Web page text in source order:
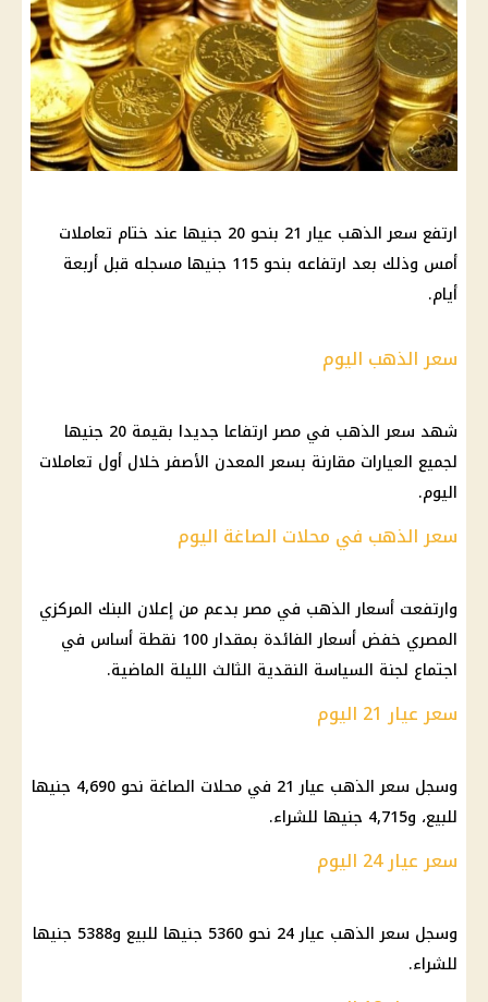
ارتفع سعر الذهب عيار 21 بنحو 20 جنيها عند ختام تعاملات
أمس وذلك بعد ارتفاعه بنحو 115 جنيها مسجله قبل أربعة
أيام.
سعر الذهب اليوم
شهد سعر الذهب في مصر ارتفاعا جديدا بقيمة 20 جنيها
لجميع العيارات مقارنة بسعر المعدن الأصفر خلال أول تعاملات
اليوم.
سعر الذهب في محلات الصاغة اليوم
وارتفعت أسعار الذهب في مصر بدعم من إعلان البنك المركزي
المصري خفض أسعار الفائدة بمقدار 100 نقطة أساس في
اجتماع لجنة السياسة النقدية الثالث الليلة الماضية.
سعر عيار 21 اليوم
وسجل سعر الذهب عيار 21 في محلات الصاغة نحو 4,690 جنيها
للبيع، و4,715 جنيها للشراء.
سعر عيار 24 اليوم
وسجل سعر الذهب عيار 24 نحو 5360 جنيها للبيع و5388 جنيها
للشراء.